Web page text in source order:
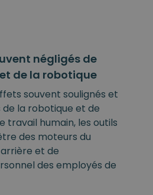
négligés de
de la robotique
souvent soulignés et
la robotique et de
travail humain, les outils
des moteurs du
et de
des employés de